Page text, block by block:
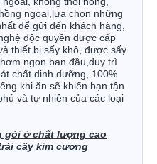
ngoại,lựa chọn những
để gửi đến khách hàng,
độc quyền được cấp
thiết bị sấy khô, được sấy
ngon ban đầu,duy trì
chất dinh dưỡng, 100%
khi ăn sẽ khiến bạn tận
và tự nhiên của các loại
gói ở chất lượng cao
cây kim cương